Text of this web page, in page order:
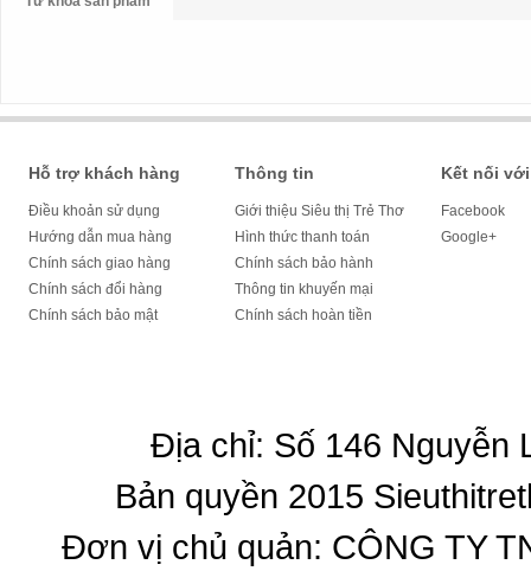
Hỗ trợ khách hàng
Điều khoản sử dụng
Hướng dẫn mua hàng
Chính sách giao hàng
Chính sách đổi hàng
Chính sách bảo mật
Thông tin
Giới thiệu Siêu thị Trẻ Thơ
Hình thức thanh toán
Chính sách bảo hành
Thông tin khuyến mại
Chính sách hoàn tiền
Kết nối
Facebook
Google+
Địa chỉ: Số 146 Nguyễn
Bản quyền 2015
Đơn vị chủ quản: CÔNG TY